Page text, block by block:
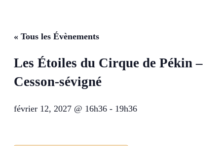
« Tous les Évènements
Les Étoiles du Cirque de Pékin –
Cesson-sévigné
février 12, 2027 @ 16h36 - 19h36